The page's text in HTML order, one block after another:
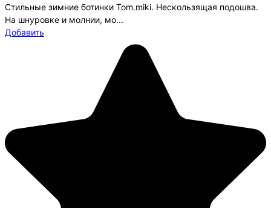
Стильные зимние ботинки Tom.miki. Нескользящая подошва.
На шнуровке и молнии, мо...
Добавить